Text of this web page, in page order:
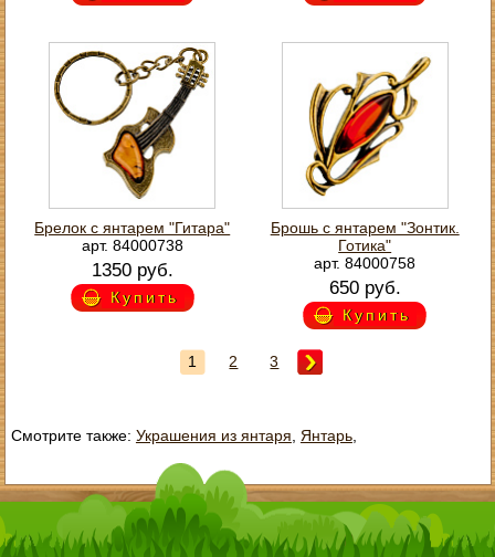
Брелок с янтарем "Гитара"
арт. 84000738
1350 руб.
Купить
Брошь с янтарем "Зонтик.
Готика"
арт. 84000758
650 руб.
Купить
1 2 3
Смотрите также: Украшения из янтаря Янтарь,